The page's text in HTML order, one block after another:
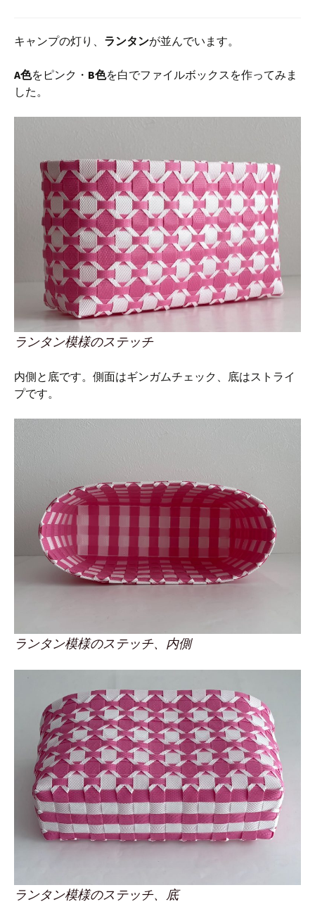
キャンプの灯り、 ランタンが並んでいます。
A色をピンク・ B色を白でファイルボックスを作ってみま
した。
ランタン模様のステッチ
内側と底です。側面はギンガムチェック、底はストライ
プです。
ランタン模様のステッチ、内側
ランタン模様のステッチ、底